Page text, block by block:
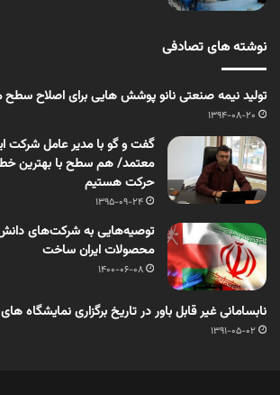
نوشته های تصادفی
تولید نیمه صنعتی نانو پوشش هایی برای اصلاح سطح
1394-08-20
گفت و گو با مدیر عامل شرکت
معتمد/ هم سطح با بهترین
حرکت هستیم
1395-09-24
توصیه‌هایی به شرکت‌های دانش
محصولات ایران ساخت
1400-06-08
نابسامانی غیر قابل باور در تاریخ برگزاری نمایشگاه
1391-05-02